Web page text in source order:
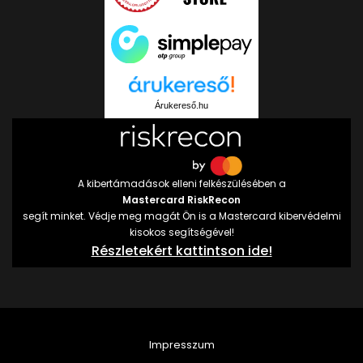
Árukereső.hu
A kibertámadások elleni felkészülésében a
Mastercard RiskRecon
segít minket. Védje meg magát Ön is a Mastercard kibervédelmi
kisokos segítségével!
Részletekért kattintson ide!
Impresszum